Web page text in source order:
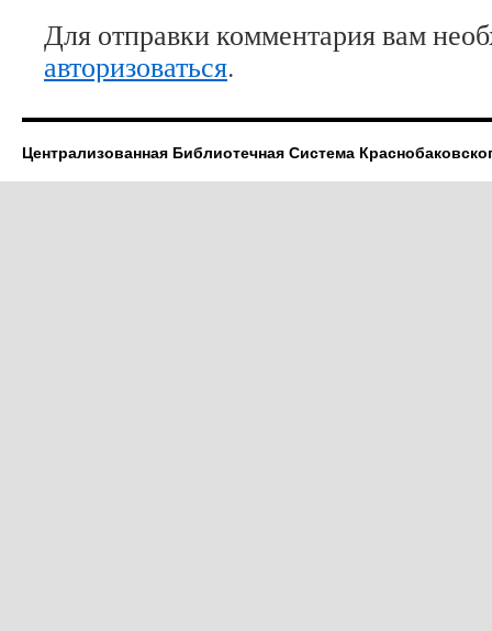
Для отправки комментария вам
авторизоваться.
Централизованная Библиотечная Система